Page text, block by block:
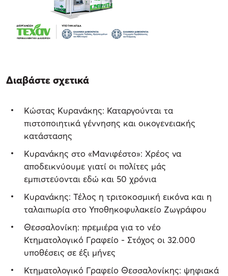
Διαβάστε σχετικά
Κώστας Κυρανάκης: Καταργούνται τα
πιστοποιητικά γέννησης και οικογενειακής
κατάστασης
Κυρανάκης στο «Μανιφέστο»: Χρέος να
αποδεικνύουμε γιατί οι πολίτες μάς
εμπιστεύονται εδώ και 50 χρόνια
Κυρανάκης: Τέλος η τριτοκοσμική εικόνα και η
ταλαιπωρία στο Υποθηκοφυλακείο Ζωγράφου
Θεσσαλονίκη: πρεμιέρα για το νέο
Κτηματολογικό Γραφείο - Στόχος οι 32.000
υποθέσεις σε έξι μήνες
Κτηματολογικό Γραφείο Θεσσαλονίκης: ψηφιακά